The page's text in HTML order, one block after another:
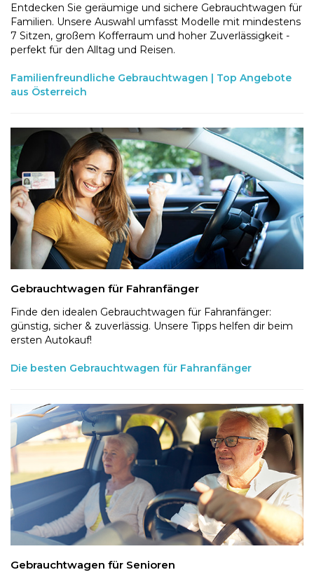
Entdecken Sie geräumige und sichere Gebrauchtwagen für
Familien. Unsere Auswahl umfasst Modelle mit mindestens
7 Sitzen, großem Kofferraum und hoher Zuverlässigkeit -
perfekt für den Alltag und Reisen.
Familienfreundliche Gebrauchtwagen | Top Angebote
aus Österreich
Gebrauchtwagen für Fahranfänger
Finde den idealen Gebrauchtwagen für Fahranfänger:
günstig, sicher & zuverlässig. Unsere Tipps helfen dir beim
ersten Autokauf!
Die besten Gebrauchtwagen für Fahranfänger
Gebrauchtwagen für Senioren